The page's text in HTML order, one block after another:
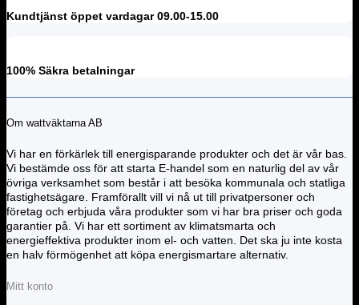
Kundtjänst öppet vardagar 09.00-15.00
100% Säkra betalningar
Om wattväktarna AB
Vi har en förkärlek till energisparande produkter och det är vår bas.
Vi bestämde oss för att starta E-handel som en naturlig del av vår
övriga verksamhet som består i att besöka kommunala och statliga
fastighetsägare. Framförallt vill vi nå ut till privatpersoner och
företag och erbjuda våra produkter som vi har bra priser och goda
garantier på. Vi har ett sortiment av klimatsmarta och
energieffektiva produkter inom el- och vatten. Det ska ju inte kosta
en halv förmögenhet att köpa energismartare alternativ.
Mitt konto